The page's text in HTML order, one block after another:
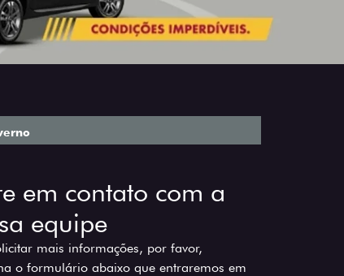
em contato com a
equipe
mais informações, por favor,
o formulário abaixo que entraremos em